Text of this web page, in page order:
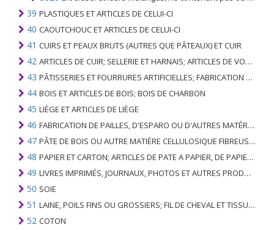
39 PLASTIQUES ET ARTICLES DE CELUI-CI
40 CAOUTCHOUC ET ARTICLES DE CELUI-CI
41 CUIRS ET PEAUX BRUTS (AUTRES QUE PÂTEAUX) ET CUIR
42 ARTICLES DE CUIR; SELLERIE ET ​​HARNAIS; ARTICLES DE VOYAGE, SACS À MAIN ET RÉCIPIENTS ANALOGUES; ARTICLES DE GUT ANIMAL (AUTRE QUE GUT DE SOIE-VERT)
43 PÂTISSERIES ET FOURRURES ARTIFICIELLES; FABRICATION DE CELLES-CI
44 BOIS ET ARTICLES DE BOIS; BOIS DE CHARBON
45 LIÈGE ET ARTICLES DE LIÈGE
46 FABRICATION DE PAILLES, D'ESPARO OU D'AUTRES MATÉRIAUX DE COULÉE; BASKETWARE ET WICKERWORK
47 PÂTE DE BOIS OU AUTRE MATIÈRE CELLULOSIQUE FIBREUSE; PAPIER OU CARTON RÉCUPÉRÉ (DÉCHETS ET DÉCHETS)
48 PAPIER ET CARTON; ARTICLES DE PATE A PAPIER, DE PAPIER OU DE CARTON
49 LIVRES IMPRIMÉS, JOURNAUX, PHOTOS ET AUTRES PRODUITS DE L'INDUSTRIE DE L'IMPRIMERIE; MANUSCRITS, TYPESCRIPTS ET PLANS
50 SOIE
51 LAINE, POILS FINS OU GROSSIERS; FIL DE CHEVAL ET TISSU TISSÉ
52 COTON